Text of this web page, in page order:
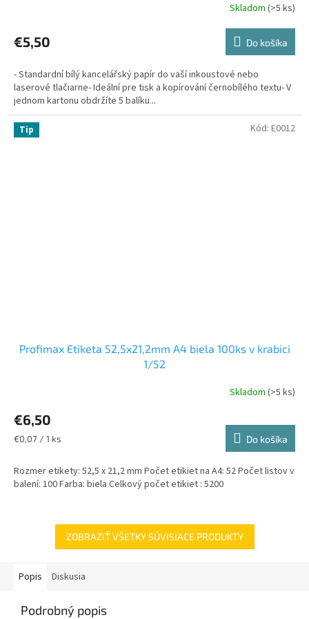
Skladom (>5 ks)
€5,50 Do košíka
- Standardní bílý kancelářský papír do vaší inkoustové nebo
laserové tlačiarne- Ideální pre tisk a kopírování černobílého textu- V
jednom kartonu obdržíte 5 balíku...
Tip
Profimax Etiketa 52,5x21,2mm A4 biela 100ks v krabici
1/52
Skladom (>5 ks)
€6,50
Jednotková
€0,07 / 1 ks Do košíka
Rozmer etikety: 52,5 x 21,2 mm Počet etikiet na A4: 52 Počet listov v
balení: 100 Farba: biela Celkový počet etikiet : 5200
Kód: E0012
ZOBRAZIŤ VŠETKY SÚVISIACE PRODUKTY
Popis Diskusia
Podrobný popis